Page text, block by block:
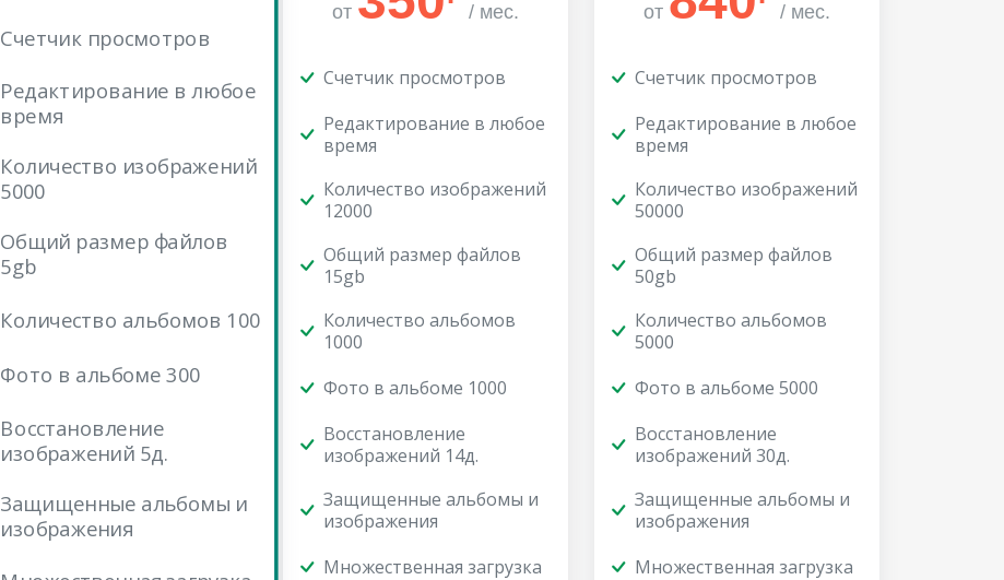
Счетчик просмотров
Редактирование в любое
время
Количество изображений
5000
Общий размер файлов
5gb
Количество альбомов 100
Фото в альбоме 300
Восстановление
изображений 5д.
Защищенные альбомы и
изображения
от / мес.
Счетчик просмотров
Редактирование в любое
время
Количество изображений
12000
Общий размер файлов
15gb
Количество альбомов
1000
Фото в альбоме 1000
Восстановление
изображений 14д.
Защищенные альбомы и
изображения
Множественная загрузка
от / мес.
Счетчик просмотров
Редактирование в любое
время
Количество изображений
50000
Общий размер файлов
50gb
Количество альбомов
5000
Фото в альбоме 5000
Восстановление
изображений 30д.
Защищенные альбомы и
изображения
Множественная загрузка